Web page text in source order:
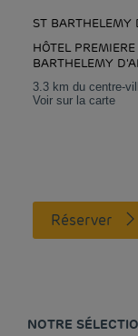
ST BARTHELEMY
HÔTEL
BARTHELEMY
3.3 km du centre-
Voir sur la carte
Réserver
NOTRE